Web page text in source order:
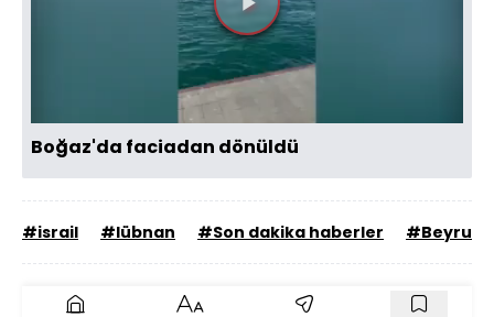
Videoyu
Oynat
Boğaz'da faciadan dönüldü
#israil #lübnan #Son dakika haberler #Beyrut